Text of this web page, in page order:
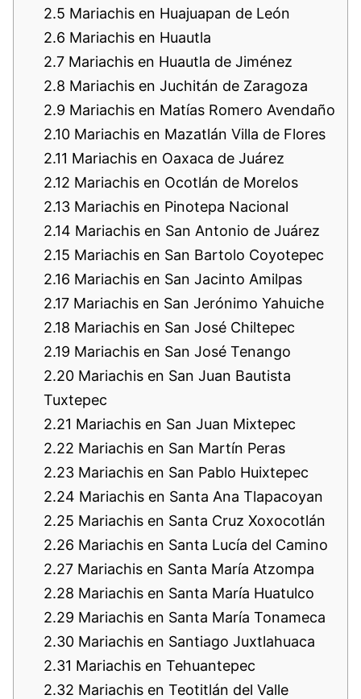
2.5 Mariachis en Huajuapan de León
2.6 Mariachis en Huautla
2.7 Mariachis en Huautla de Jiménez
2.8 Mariachis en Juchitán de Zaragoza
2.9 Mariachis en Matías Romero Avendaño
2.10 Mariachis en Mazatlán Villa de Flores
2.11 Mariachis en Oaxaca de Juárez
2.12 Mariachis en Ocotlán de Morelos
2.13 Mariachis en Pinotepa Nacional
2.14 Mariachis en San Antonio de Juárez
2.15 Mariachis en San Bartolo Coyotepec
2.16 Mariachis en San Jacinto Amilpas
2.17 Mariachis en San Jerónimo Yahuiche
2.18 Mariachis en San José Chiltepec
2.19 Mariachis en San José Tenango
2.20 Mariachis en San Juan Bautista
Tuxtepec
2.21 Mariachis en San Juan Mixtepec
2.22 Mariachis en San Martín Peras
2.23 Mariachis en San Pablo Huixtepec
2.24 Mariachis en Santa Ana Tlapacoyan
2.25 Mariachis en Santa Cruz Xoxocotlán
2.26 Mariachis en Santa Lucía del Camino
2.27 Mariachis en Santa María Atzompa
2.28 Mariachis en Santa María Huatulco
2.29 Mariachis en Santa María Tonameca
2.30 Mariachis en Santiago Juxtlahuaca
2.31 Mariachis en Tehuantepec
2.32 Mariachis en Teotitlán del Valle